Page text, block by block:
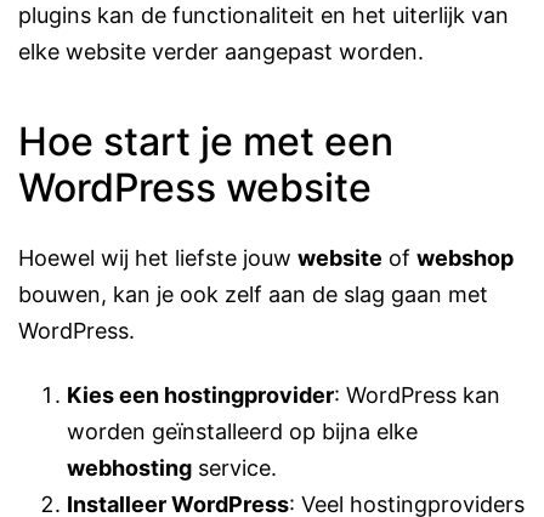
plugins kan de functionaliteit en het uiterlijk van
elke website verder aangepast worden.
Hoe start je met een
WordPress website
Hoewel wij het liefste jouw website of webshop
bouwen, kan je ook zelf aan de slag gaan met
WordPress.
Kies een hostingprovider: WordPress kan
worden geïnstalleerd op bijna elke
webhosting service.
Installeer WordPress: Veel hostingproviders